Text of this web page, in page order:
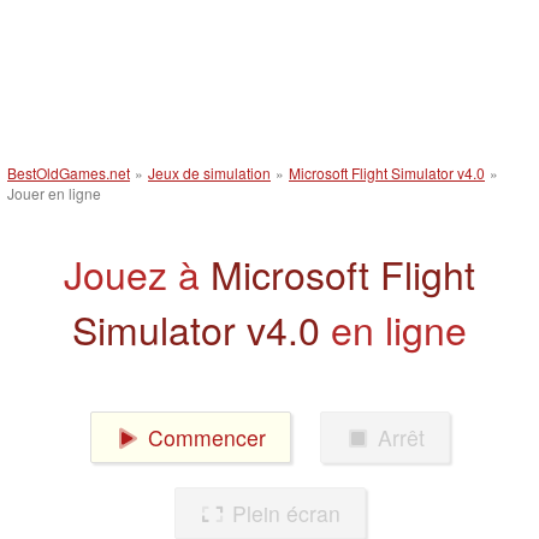
BestOldGames.net » Jeux de simulation » Microsoft Flight Simulator v4.0 »
Jouer en ligne
Jouez à Microsoft Flight
Simulator v4.0 en ligne
Commencer Arrêt
Plein écran